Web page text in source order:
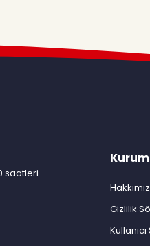
saatleri
Gizlilik